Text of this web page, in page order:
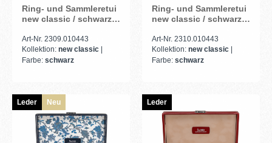
Ring- und Sammleretui
new classic / schwarz
Art-Nr. 2309.010443
Kollektion: new classic
Farbe: schwarz
Ring- und Sammleretui
new classic / schwarz
Art-Nr. 2310.010443
Kollektion: new classic
Farbe: schwarz
Leder Neu Leder